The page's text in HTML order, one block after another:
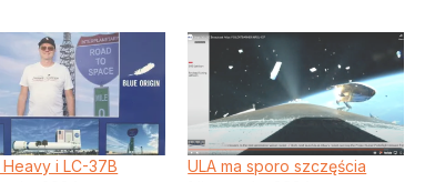
i LC-37B
ULA ma sporo szczęścia